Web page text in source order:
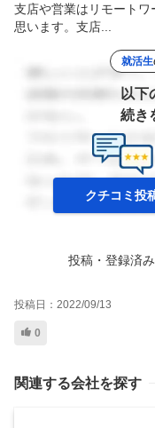
支店や営業はリモートワ
思います。支店...
就活生
以下
続き
クチコミ投
投稿・登録済
投稿日： 2022/09/13
0
関連する会社を探す